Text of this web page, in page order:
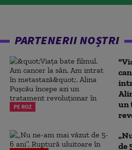
PARTENERII NOȘTRI
PE ROZ
un
de